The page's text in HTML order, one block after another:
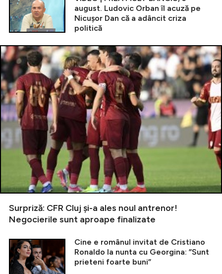
august. Ludovic Orban îl acuză pe
Nicușor Dan că a adâncit criza
politică
Surpriză: CFR Cluj și-a ales noul antrenor!
Negocierile sunt aproape finalizate
Cine e românul invitat de Cristiano
Ronaldo la nunta cu Georgina: ”Sunt
prieteni foarte buni”